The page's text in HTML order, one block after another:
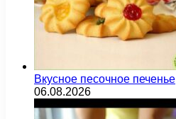
Вкусное песочное печенье
06.08.2026